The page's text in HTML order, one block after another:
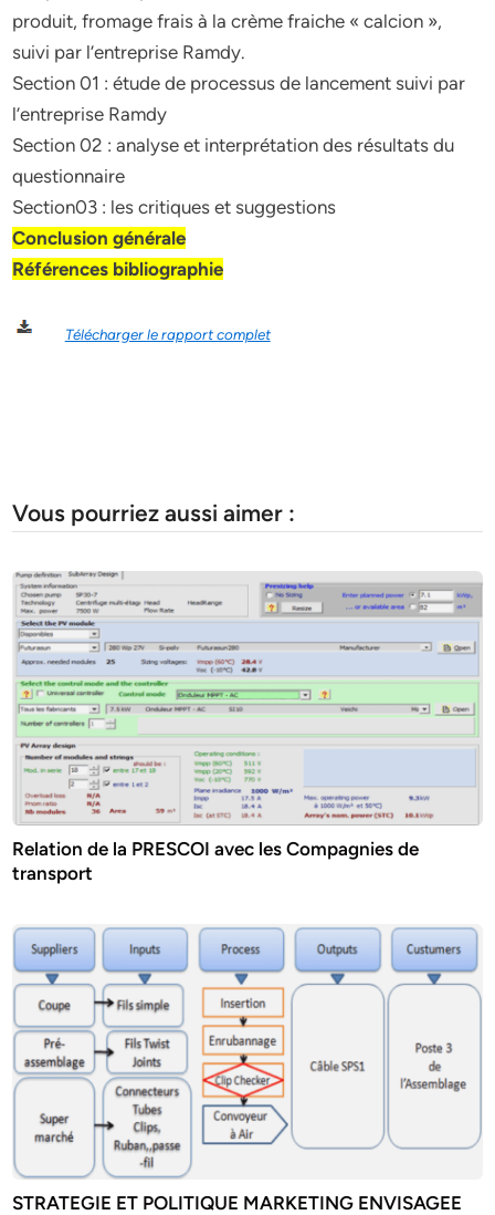
produit, fromage frais à la crème fraiche « calcion »,
suivi par l’entreprise Ramdy.
Section 01 : étude de processus de lancement suivi par
l’entreprise Ramdy
Section 02 : analyse et interprétation des résultats du
questionnaire
Section03 : les critiques et suggestions
Conclusion générale
Références bibliographie
Télécharger le rapport complet
Vous pourriez aussi aimer :
Relation de la PRESCOI avec les Compagnies de
transport
STRATEGIE ET POLITIQUE MARKETING ENVISAGEE